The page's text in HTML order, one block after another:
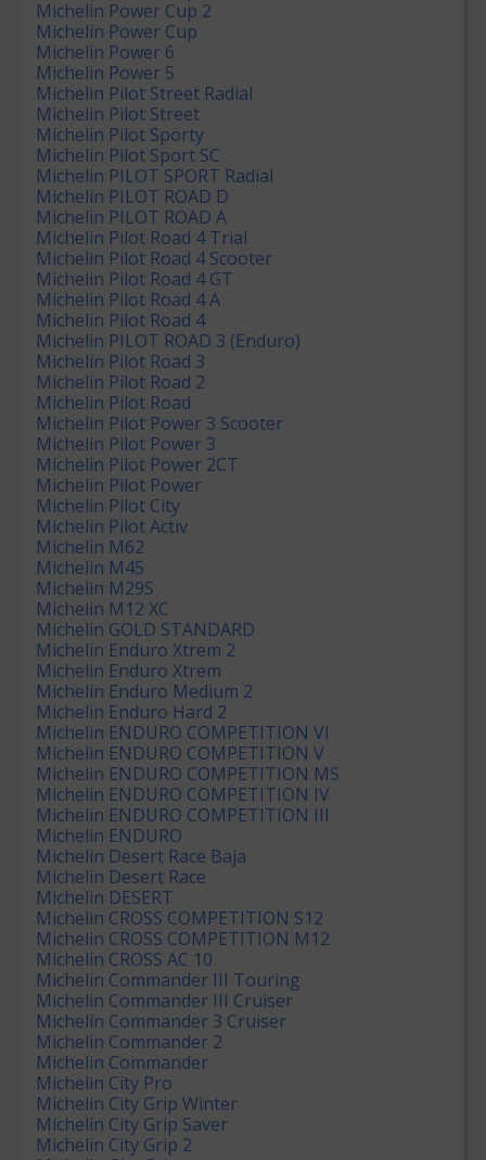
Michelin Power Cup 2
Michelin Power Cup
Michelin Power 6
Michelin Power 5
Michelin Pilot Street Radial
Michelin Pilot Street
Michelin Pilot Sporty
Michelin Pilot Sport SC
Michelin PILOT SPORT Radial
Michelin PILOT ROAD D
Michelin PILOT ROAD A
Michelin Pilot Road 4 Trial
Michelin Pilot Road 4 Scooter
Michelin Pilot Road 4 GT
Michelin Pilot Road 4 A
Michelin Pilot Road 4
Michelin PILOT ROAD 3 (Enduro)
Michelin Pilot Road 3
Michelin Pilot Road 2
Michelin Pilot Road
Michelin Pilot Power 3 Scooter
Michelin Pilot Power 3
Michelin Pilot Power 2CT
Michelin Pilot Power
Michelin Pilot City
Michelin Pilot Activ
Michelin M62
Michelin M45
Michelin M29S
Michelin M12 XC
Michelin GOLD STANDARD
Michelin Enduro Xtrem 2
Michelin Enduro Xtrem
Michelin Enduro Medium 2
Michelin Enduro Hard 2
Michelin ENDURO COMPETITION VI
Michelin ENDURO COMPETITION V
Michelin ENDURO COMPETITION MS
Michelin ENDURO COMPETITION IV
Michelin ENDURO COMPETITION III
Michelin ENDURO
Michelin Desert Race Baja
Michelin Desert Race
Michelin DESERT
Michelin CROSS COMPETITION S12
Michelin CROSS COMPETITION M12
Michelin CROSS AC 10
Michelin Commander III Touring
Michelin Commander III Cruiser
Michelin Commander 3 Cruiser
Michelin Commander 2
Michelin Commander
Michelin City Pro
Michelin City Grip Winter
Michelin City Grip Saver
Michelin City Grip 2